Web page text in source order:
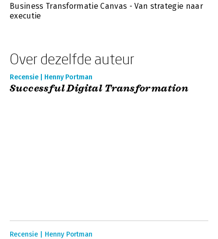
Business Transformatie Canvas - Van strategie naar
executie
Over dezelfde auteur
Recensie | Henny Portman
Successful Digital Transformation
Recensie | Henny Portman